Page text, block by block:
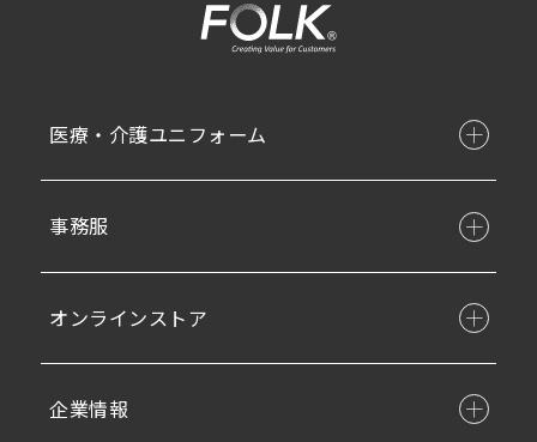
医療・介護ユニフォーム
事務服
オンラインストア
企業情報